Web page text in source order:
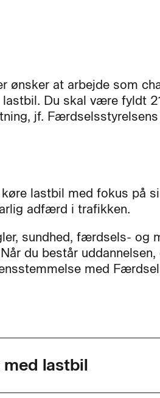
ønsker at arbejde som
Du skal være fyldt
jf. Færdselsstyrelsens
lastbil med fokus på
adfærd i trafikken.
sundhed, færdsels- og
du består
med
lastbil